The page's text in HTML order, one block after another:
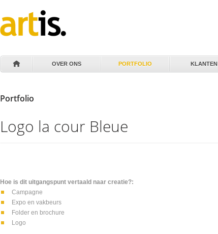
Portfolio
Logo la cour Bleue
Hoe is dit uitgangspunt vertaald naar creatie?:
Campagne
Expo en vakbeurs
Folder en brochure
Logo
OVER ONS PORTFOLIO KLANTEN